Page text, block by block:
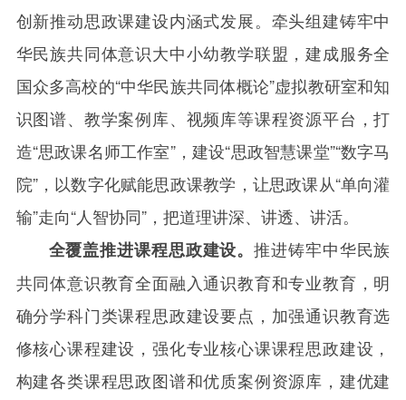
创新推动思政课建设内涵式发展。牵头组建铸牢中
华民族共同体意识大中小幼教学联盟，建成服务全
国众多高校的“中华民族共同体概论”虚拟教研室和知
识图谱、教学案例库、视频库等课程资源平台，打
造“思政课名师工作室”，建设“思政智慧课堂”“数字马
院”，以数字化赋能思政课教学，让思政课从“单向灌
输”走向“人智协同”，把道理讲深、讲透、讲活。
全覆盖推进课程思政建设。推进铸牢中华民族
共同体意识教育全面融入通识教育和专业教育，明
确分学科门类课程思政建设要点，加强通识教育选
修核心课程建设，强化专业核心课课程思政建设，
构建各类课程思政图谱和优质案例资源库，建优建